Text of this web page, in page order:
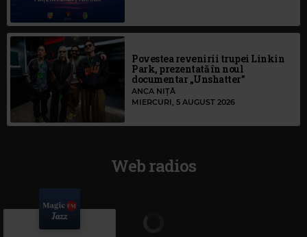
Povestea revenirii trupei Linkin
Park, prezentată în noul
documentar „Unshatter”
ANCA NIȚĂ
MIERCURI, 5 AUGUST 2026
Web radios